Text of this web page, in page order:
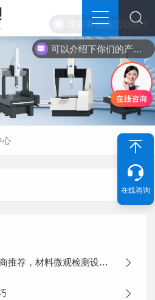
心
2026扫描电子显微镜经销商推荐，材料微观检测设备选型指南
在线咨询
可以介绍下你们的产品么？
现在有优惠活动么？